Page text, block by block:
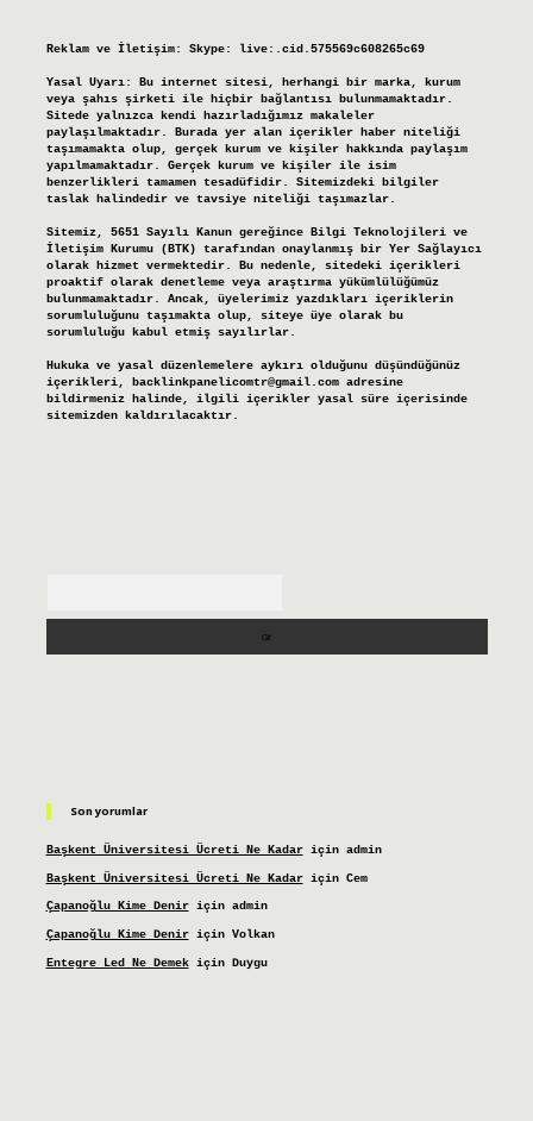
Reklam ve İletişim: Skype: live:.cid.575569c608265c69
Yasal Uyarı:
Bu internet sitesi, herhangi bir marka, kurum
veya şahıs şirketi ile hiçbir bağlantısı bulunmamaktadır.
Sitede yalnızca kendi hazırladığımız makaleler
paylaşılmaktadır. Burada yer alan içerikler haber niteliği
taşımamakta olup, gerçek kurum ve kişiler hakkında paylaşım
yapılmamaktadır. Gerçek kurum ve kişiler ile isim
benzerlikleri tamamen tesadüfidir. Sitemizdeki bilgiler
taslak halindedir ve tavsiye niteliği taşımazlar.
Sitemiz, 5651 Sayılı Kanun gereğince Bilgi Teknolojileri ve
İletişim Kurumu (BTK) tarafından onaylanmış bir Yer Sağlayıcı
olarak hizmet vermektedir. Bu nedenle, sitedeki içerikleri
proaktif olarak denetleme veya araştırma yükümlülüğümüz
bulunmamaktadır. Ancak, üyelerimiz yazdıkları içeriklerin
sorumluluğunu taşımakta olup, siteye üye olarak bu
sorumluluğu kabul etmiş sayılırlar.
Hukuka ve yasal düzenlemelere aykırı olduğunu düşündüğünüz
içerikleri, backlinkpanelicomtr@gmail.comadresine
bildirmeniz halinde, ilgili içerikler yasal süre içerisinde
sitemizden kaldırılacaktır.
Son yorumlar
Başkent Üniversitesi Ücreti Ne Kadariçin admin
Başkent Üniversitesi Ücreti Ne Kadariçin Cem
Çapanoğlu Kime Deniriçin admin
Çapanoğlu Kime Deniriçin Volkan
Entegre Led Ne Demekiçin Duygu